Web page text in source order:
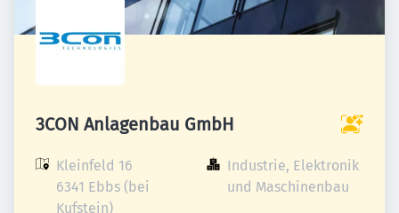
3CON Anlagenbau GmbH
Kleinfeld 16
6341 Ebbs (bei
Kufstein)
Industrie, Elektronik
und Maschinenbau